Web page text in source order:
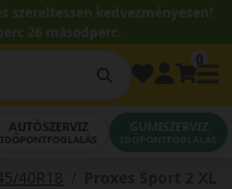
szereltessen kedvezményesen!
26 másodperc.
AUTÓSZERVIZ
IDŐPONTFOGLALÁS
GUMISZERVIZ
IDŐPONTFOGLALÁS
40R18